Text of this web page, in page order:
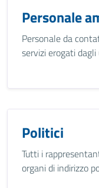
Personale
Personale da
servizi erogati dagli
Politici
Tutti i
organi di indirizzo